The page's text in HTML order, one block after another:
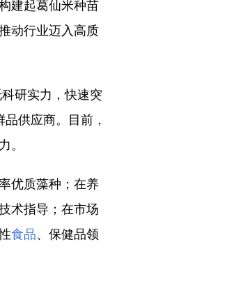
建起葛仙米种苗
推动行业迈入高质
研实力，快速突
供应商。目前，
。
优质藻种；在养
术指导；在市场
食品、保健品领